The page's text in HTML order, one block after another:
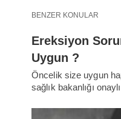
BENZER KONULAR
Ereksiyon
Uygun ?
Öncelik size uygun
sağlık bakanlığı